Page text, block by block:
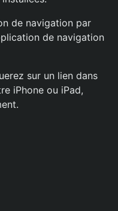
de navigation par
de navigation
sur un lien dans
iPhone ou iPad,